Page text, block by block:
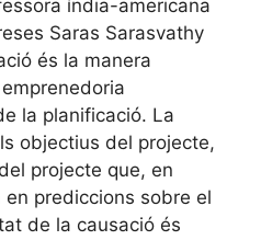
índia-americana
Saras Sarasvathy
és la manera
la planificació. La
objectius del projecte,
projecte que, en
prediccions sobre el
de la causació és